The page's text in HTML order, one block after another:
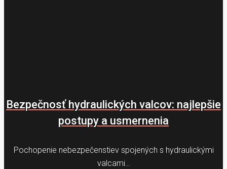
Bezpečnosť hydraulických valcov: najlepšie
postupy a usmernenia
Pochopenie nebezpečenstiev spojených s hydraulickými
valcami…